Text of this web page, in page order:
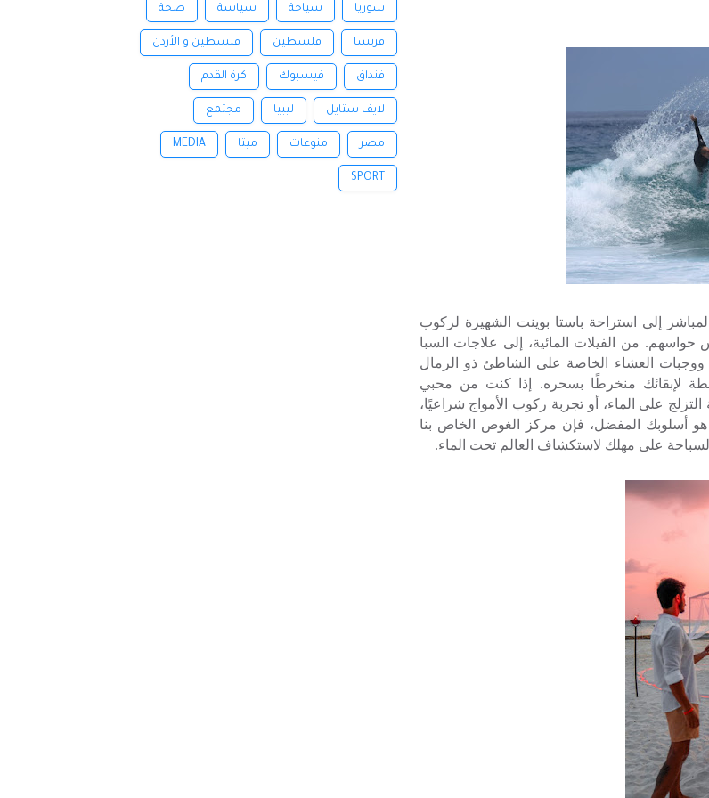
إلى استراحة باستا بوينت الشهيرة لركوب
من الفيلات المائية، إلى علاجات السبا
ووجبات العشاء الخاصة على الشاطئ ذو الرمال
لإبقائك منخرطًا بسحره. إذا كنت من محبي
على الماء، أو تجربة ركوب الأمواج شراعيًا،
أسلوبك المفضل، فإن مركز الغوص الخاص بنا
على مهلك لاستكشاف العالم تحت الماء.
سوريا سياحة سياسة صحة
فرنسا فلسطين فلسطين و الأردن
فنداق فيسبوك كرة القدم
لايف ستايل ليبيا مجتمع
مصر منوعات ميتا MEDIA
SPORT